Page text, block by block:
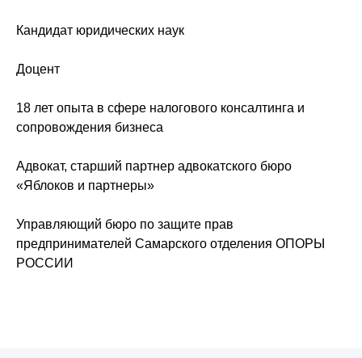
Кандидат юридических наук
Доцент
18 лет опыта в сфере налогового консалтинга и
сопровождения бизнеса
Адвокат, старший партнер адвокатского бюро
«Яблоков и партнеры»
Управляющий бюро по защите прав
предпринимателей Самарского отделения ОПОРЫ
РОССИИ